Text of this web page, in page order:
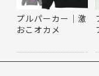
プルパーカー｜激
おこオカメ